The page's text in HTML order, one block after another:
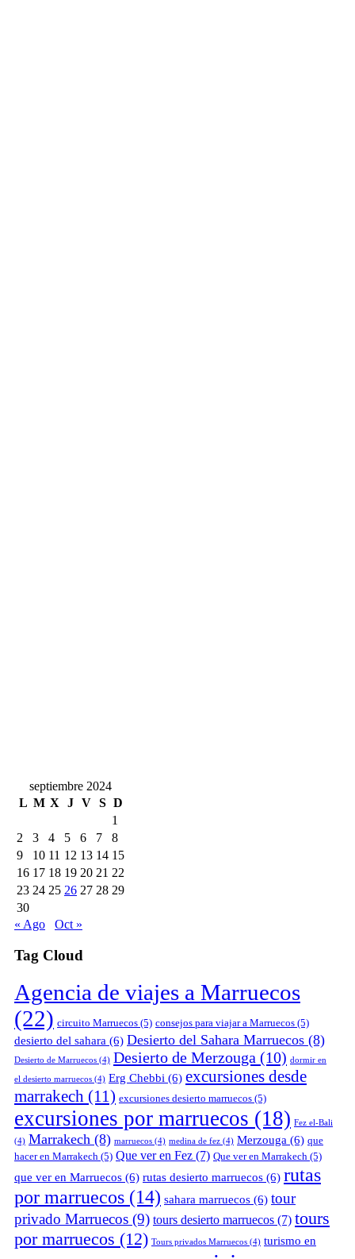
septiembre 2024
L M X J V S D
1
2
3 4 5 6 7
8
9
10 11 12 13 14 15
16 17 18 19 20 21 22
23 24 25 26 27 28 29
30
« Ago
Oct »
Tag Cloud
Agencia de viajes a Marruecos
(22) circuito Marruecos (5) consejos para viajar a Marruecos (5)
desierto del sahara (6) Desierto del Sahara Marruecos (8)
Desierto de Marruecos (4) Desierto de Merzouga (10) dormir en
el desierto marruecos (4) Erg Chebbi (6) excursiones desde
marrakech (11) excursiones desierto marruecos (5)
excursiones por marruecos (18) Fez el-Bali
(4) Marrakech (8) marruecos (4) medina de fez (4) Merzouga (6) que
hacer en Marrakech (5) Que ver en Fez (7) Que ver en Marrakech (5)
que ver en Marruecos (6) rutas desierto marruecos (6) rutas
por marruecos (14) sahara marruecos (6) tour
privado Marruecos (9) tours desierto marruecos (7) tours
por marruecos (12) Tours privados Marruecos (4) turismo en